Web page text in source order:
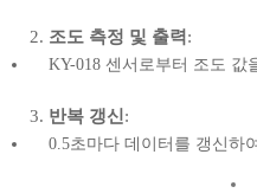
조도 측정 및 출력 :
KY-018 센서로부터 조도 값
반복 갱신 :
0.5초마다 데이터를 갱신하